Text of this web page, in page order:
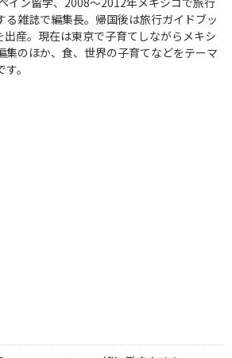
る雑誌で編集長。帰国後は旅行ガイドブッ
産。現在は東京で子育てしながらメキシ
集のほか、食、世界の子育てなどをテーマ
。